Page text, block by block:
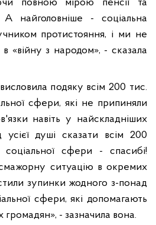
повною мірою пенсії та
А найголовніше - соціальна
протистояння, і ми не
в «війну з народом», - сказала
подяку всім 200 тис.
сфери, які не припиняли
навіть у найскладніших
усієї душі сказати всім 200
соціальної сфери - спасибі!
ситуацію в окремих
зупинки жодного з-понад
сфери, які допомагають
громадян», - зазначила вона.